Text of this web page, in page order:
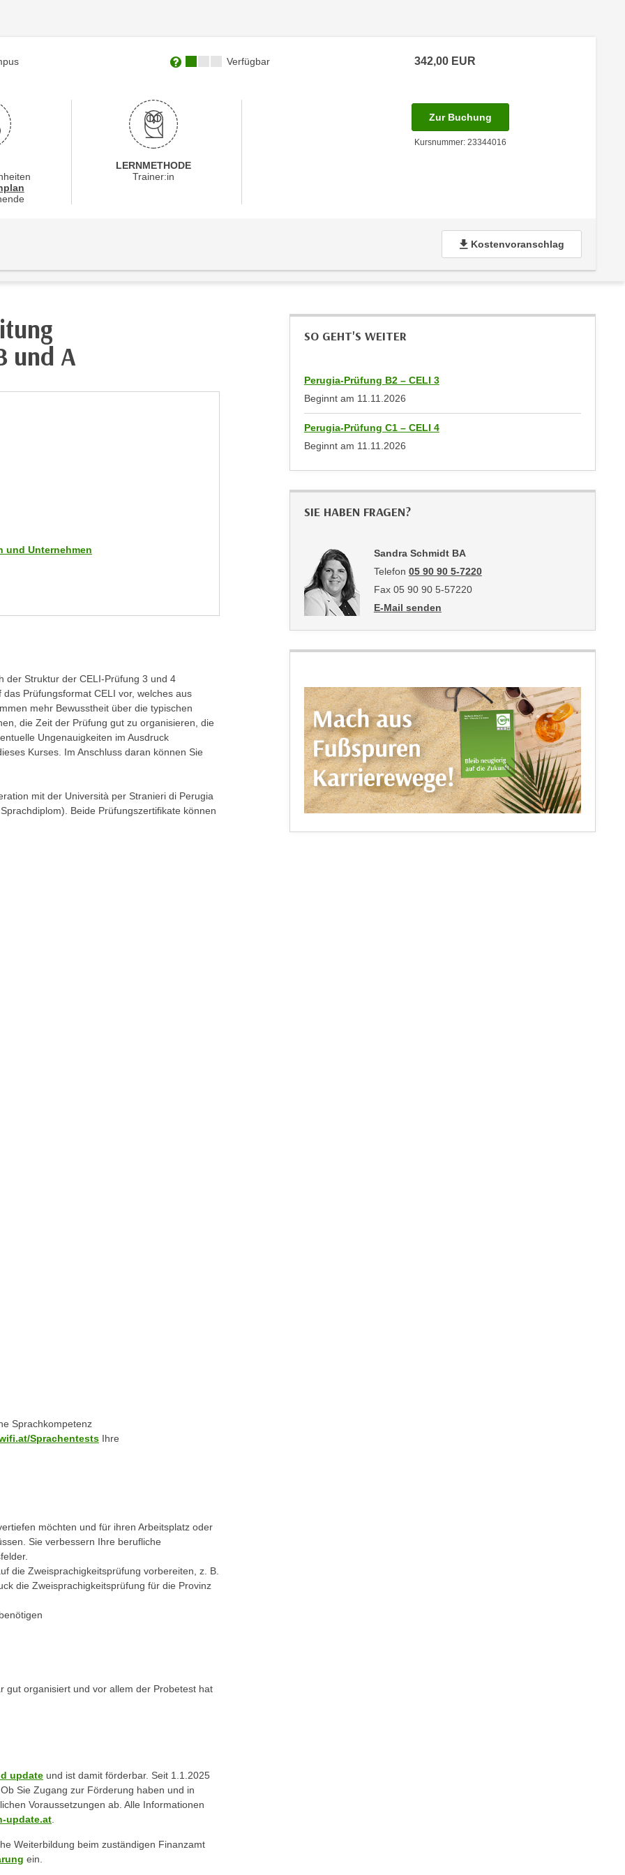
Kursverfügbarkeit:
Verfügbar 342,00 EUR
für Veranstaltung 23344016
LERNMETHODE
Trainer:in
Zur Buchung
Kursnummer: 23344016
Kostenvoranschlag
und A
und Unternehmen
der Struktur der CELI-Prüfung 3 und 4
Prüfungsformat CELI vor, welches aus
mehr Bewusstheit über die typischen
die Zeit der Prüfung gut zu organisieren, die
Ungenauigkeiten im Ausdruck
Kurses. Im Anschluss daran können Sie
mit der Università per Stranieri di Perugia
Beide Prüfungszertifikate können
Sprachkompetenz
Sprachentests Ihre
möchten und für ihren Arbeitsplatz oder
Sie verbessern Ihre berufliche
die Zweisprachigkeitsprüfung vorbereiten, z. B.
die Zweisprachigkeitsprüfung für die Provinz
gut organisiert und vor allem der Probetest hat
update und ist damit förderbar. Seit 1.1.2025
Sie Zugang zur Förderung haben und in
Voraussetzungen ab. Alle Informationen
update.at.
Weiterbildung beim zuständigen Finanzamt
ein.
SO GEHT'S WEITER
Perugia-Prüfung B2 – CELI 3
Beginnt am 11.11.2026
Perugia-Prüfung C1 – CELI 4
Beginnt am 11.11.2026
SIE HABEN FRAGEN?
Sandra Schmidt BA
Telefon 05 90 90 5-7220
Fax 05 90 90 5-57220
E-Mail senden